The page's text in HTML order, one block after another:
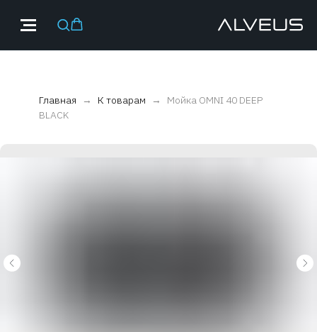
Главная К товарам
Мойка OMNI 40 DEEP
BLACK